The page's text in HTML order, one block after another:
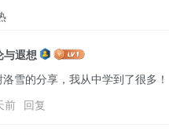
与遐想
雪的分享，我从中学到了很多！
前 回复